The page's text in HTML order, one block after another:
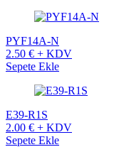
PYF14A-N
2.50 € + KDV
Sepete Ekle
E39-R1S
2.00 € + KDV
Sepete Ekle